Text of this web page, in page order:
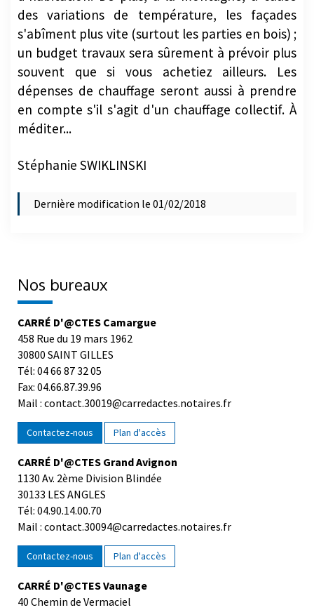
des variations de température, les façades
s'abîment plus vite (surtout les parties en bois) ;
un budget travaux sera sûrement à prévoir plus
souvent que si vous achetiez ailleurs. Les
dépenses de chauffage seront aussi à prendre
en compte s'il s'agit d'un chauffage collectif. À
méditer...
Stéphanie SWIKLINSKI
Dernière modification le 01/02/2018
Nos bureaux
CARRÉ D'@CTES Camargue
458 Rue du 19 mars 1962
30800 SAINT GILLES
Tél: 04 66 87 32 05
Fax: 04.66.87.39.96
Mail : contact.30019@carredactes.notaires.fr
Contactez-nous Plan d'accès
CARRÉ D'@CTES Grand Avignon
1130 Av. 2ème Division Blindée
30133 LES ANGLES
Tél: 04.90.14.00.70
Mail : contact.30094@carredactes.notaires.fr
Contactez-nous Plan d'accès
CARRÉ D'@CTES Vaunage
40 Chemin de Vermaciel